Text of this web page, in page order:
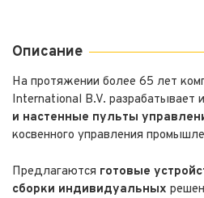
Описание
На протяжении более 65 лет
International B.V. разрабатывает
и настенные пульты
косвенного управления
Предлагаются готовые
сборки индивидуальных